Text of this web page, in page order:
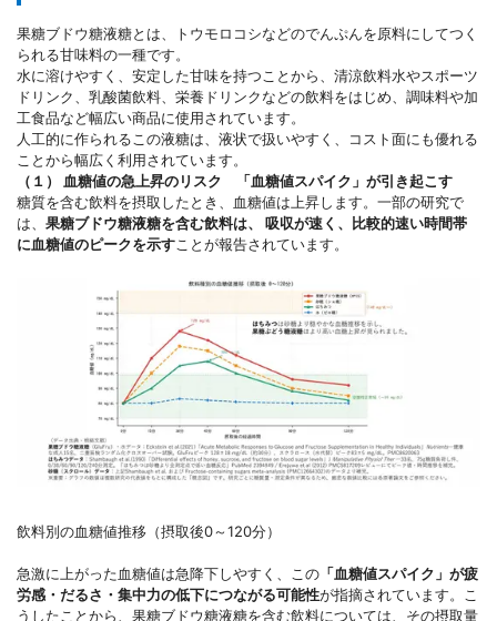
果糖ブドウ糖液糖とは、トウモロコシなどのでんぷんを原料にしてつく
られる甘味料の一種です。
水に溶けやすく、安定した甘味を持つことから、清涼飲料水やスポーツ
ドリンク、乳酸菌飲料、栄養ドリンクなどの飲料をはじめ、調味料や加
工食品など幅広い商品に使用されています。
人工的に作られるこの液糖は、液状で扱いやすく、コスト面にも優れる
ことから幅広く利用されています。
（１） 血糖値の急上昇のリスク 「血糖値スパイク」が引き起こす
糖質を含む飲料を摂取したとき、血糖値は上昇します。一部の研究で
は、 果糖ブドウ糖液糖を含む飲料は、 吸収が速く、比較的速い時間帯
に血糖値のピークを示すことが報告されています。
飲料別の血糖値推移（摂取後0～120分）
急激に上がった血糖値は急降下しやすく、この 「血糖値スパイク」が疲
労感・だるさ・集中力の低下につながる可能性が指摘されています。こ
うしたことから、果糖ブドウ糖液糖を含む飲料については、その摂取量